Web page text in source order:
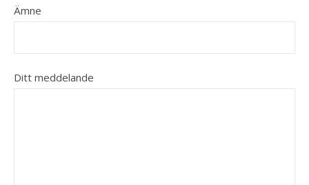
Ämne
Ditt meddelande